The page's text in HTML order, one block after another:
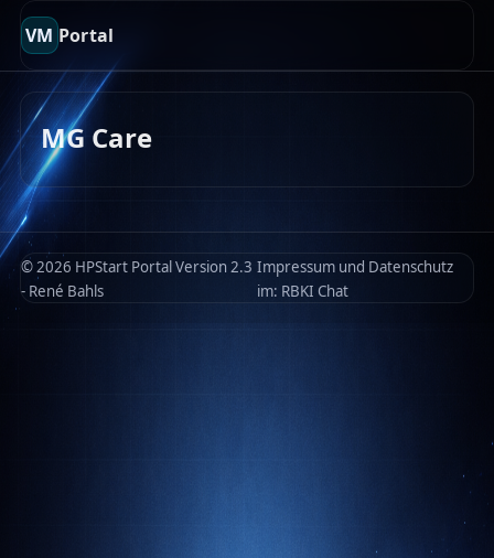
VM Portal
MG Care
© 2026 HPStart Portal Version 2.3
- René Bahls
Impressum und Datenschutz
im: RBKI Chat